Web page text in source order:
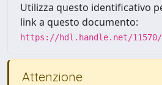
Utilizza questo identificativo
link a questo documento:
https://hdl.handle.net/11570/
Attenzione